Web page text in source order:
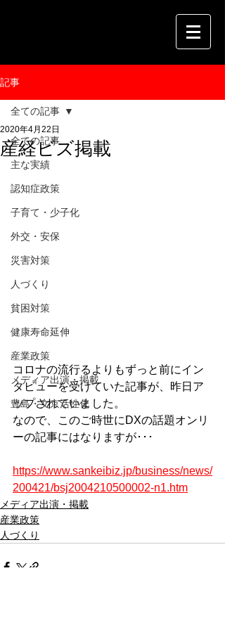
記事
全ての記事
主な実績
認知症政策
子育て・少子化
外交・安保
災害対策
人づくり
貧困対策
健康寿命延伸
産業政策
メディア出演・掲載
豊島・文京活性化
全ての記事
産経ビズ掲載
2020年4月22日
コロナの流行るよりもずっと前にイン
タビューを受けていた記事が、昨日ア
ップされていました。
なので、このご時世にDXの話題オンリ
ーの記事にはなりますが･･･
https://www.sankeibiz.jp/business/news/
200421/bsj2004210500002-n1.htm
メディア出演・掲載
産業政策
人づくり